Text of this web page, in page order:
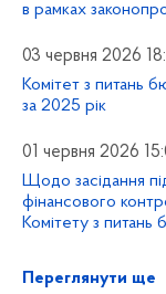
в рамках
03 червня 2026
Комітет з питань
за 2025 рік
01 червня 2026
Щодо засідання
фінансового
Комітету з
Переглянути ще